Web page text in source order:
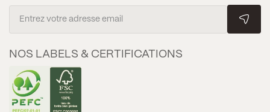
NOS LABELS & CERTIFICATIONS